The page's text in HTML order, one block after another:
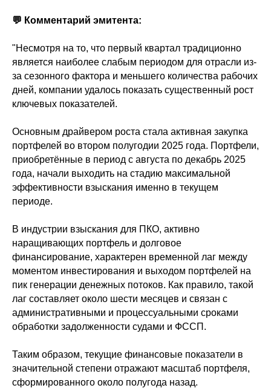
💬 Комментарий эмитента:
"Несмотря на то, что первый квартал традиционно
является наиболее слабым периодом для отрасли из-
за сезонного фактора и меньшего количества рабочих
дней, компании удалось показать существенный рост
ключевых показателей.
Основным драйвером роста стала активная закупка
портфелей во втором полугодии 2025 года. Портфели,
приобретённые в период с августа по декабрь 2025
года, начали выходить на стадию максимальной
эффективности взыскания именно в текущем
периоде.
В индустрии взыскания для ПКО, активно
наращивающих портфель и долговое
финансирование, характерен временной лаг между
моментом инвестирования и выходом портфелей на
пик генерации денежных потоков. Как правило, такой
лаг составляет около шести месяцев и связан с
административными и процессуальными сроками
обработки задолженности судами и ФССП.
Таким образом, текущие финансовые показатели в
значительной степени отражают масштаб портфеля,
сформированного около полугода назад.